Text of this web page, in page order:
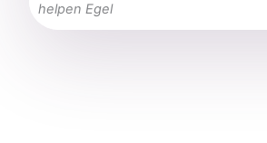
helpen Egel